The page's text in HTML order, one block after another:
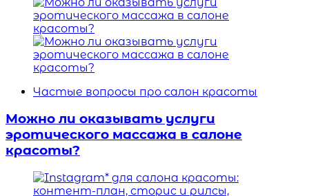
Частые вопросы про салон красоты
Можно ли оказывать услуги
эротического массажа в салоне
красоты?